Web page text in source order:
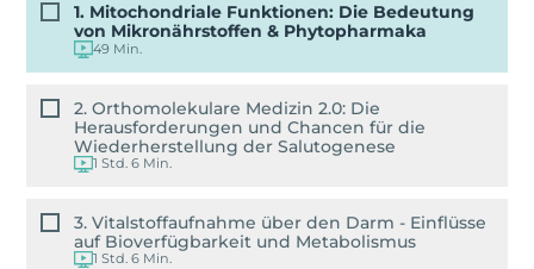
1. Mitochondriale Funktionen: Die Bedeutung
von Mikronährstoffen & Phytopharmaka
49 Min.
2. Orthomolekulare Medizin 2.0: Die
Herausforderungen und Chancen für die
Wiederherstellung der Salutogenese
1 Std. 6 Min.
3. Vitalstoffaufnahme über den Darm - Einflüsse
auf Bioverfügbarkeit und Metabolismus
1 Std. 6 Min.